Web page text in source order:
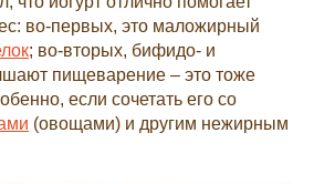
во-первых, это маложирный
; во-вторых, бифидо- и
пищеварение – это тоже
если сочетать его со
(овощами) и другим нежирным